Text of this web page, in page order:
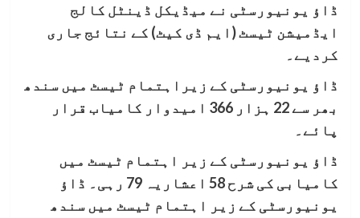
ڈاؤ یونیورسٹی نے میڈیکل ڈینٹل کالج
ایڈمیشن ٹیسٹ (ایم ڈی کیٹ) کے نتائج جاری
کردیے۔
ڈاؤ یونیورسٹی کے زیراہتمام ٹیسٹ میں سندھ
بھر سے 22 ہزار 366 امیدوار کامیاب قرار
پائے۔
ڈاؤ یونیورسٹی کے زیر اہتمام ٹیسٹ میں
کامیابی کی شرح 58 اعشاریہ 79 رہی۔ ڈاؤ
یونیورسٹی کے زیر اہتمام ٹیسٹ میں سندھ